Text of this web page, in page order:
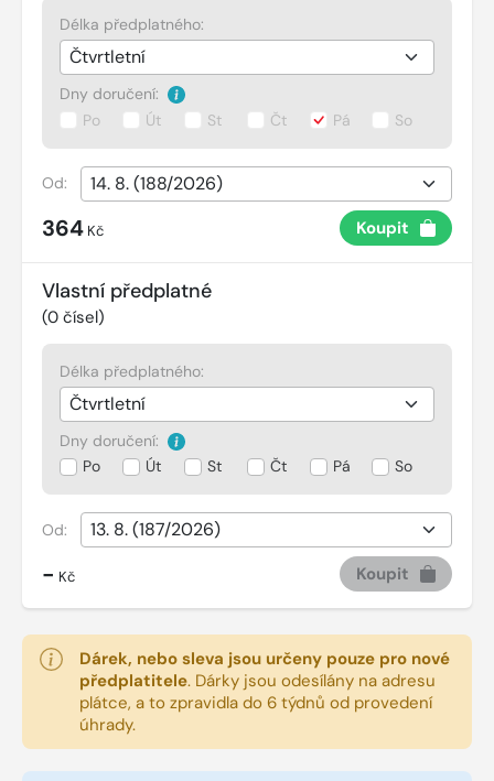
Délka předplatného:
Dny doručení:
Po
Út St Čt Pá So
Od:
364 Kč Koupit
Vlastní předplatné
(0 čísel)
Délka předplatného:
Dny doručení:
Po
Út St Čt Pá So
Od:
- Kč Koupit
Dárek, nebo sleva jsou určeny pouze pro nové
předplatitele. Dárky jsou odesílány na adresu
plátce, a to zpravidla do 6 týdnů od provedení
úhrady.